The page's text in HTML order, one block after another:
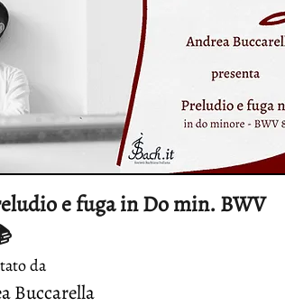
e fuga in Do min. BWV
da
Buccarella